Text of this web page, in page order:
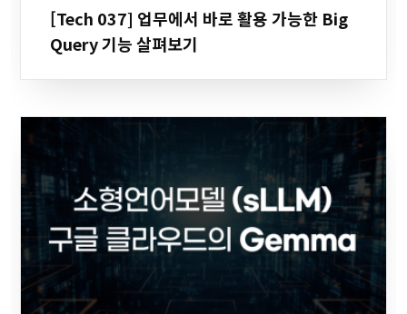
[Tech 037] 업무에서 바로 활용 가능한 Big
Query 기능 살펴보기